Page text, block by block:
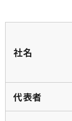
社名
代表者